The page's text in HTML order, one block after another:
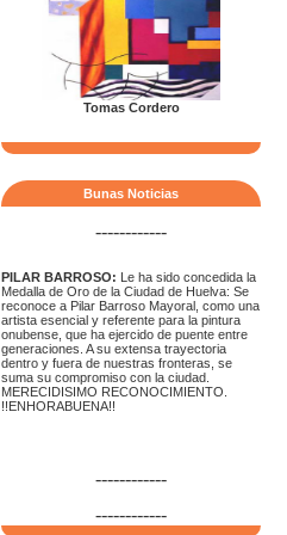
Tomas Cordero
Bunas Noticias
------------
PILAR BARROSO: Le ha sido concedida la
Medalla de Oro de la Ciudad de Huelva: Se
reconoce a Pilar Barroso Mayoral, como una
artista esencial y referente para la pintura
onubense, que ha ejercido de puente entre
generaciones. A su extensa trayectoria
dentro y fuera de nuestras fronteras, se
suma su compromiso con la ciudad.
MERECIDISIMO RECONOCIMIENTO.
!!ENHORABUENA!!
------------
------------